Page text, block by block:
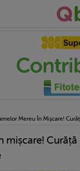
Mereu În Mișcare!
mișcare! Curăță